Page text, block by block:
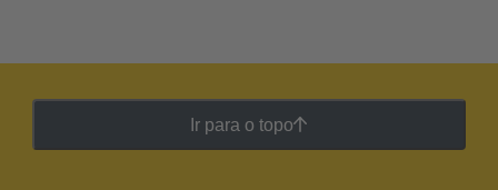
Ir para o topo